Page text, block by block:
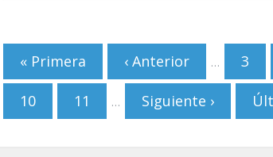
Páginas
« Primera ‹ Anterior … 3
10 11 … Siguiente ›